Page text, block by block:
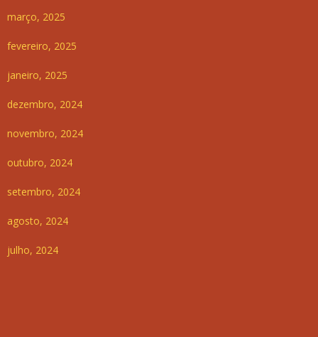
março, 2025
fevereiro, 2025
janeiro, 2025
dezembro, 2024
novembro, 2024
outubro, 2024
setembro, 2024
agosto, 2024
julho, 2024